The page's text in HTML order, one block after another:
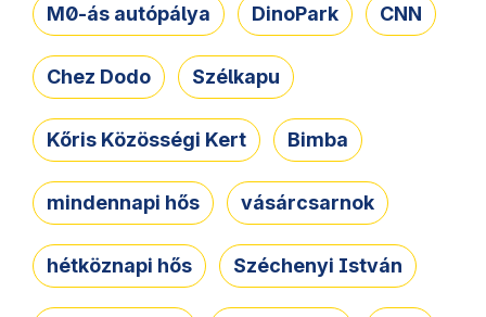
M0-ás autópálya DinoPark CNN
Chez Dodo Szélkapu
Kőris Közösségi Kert Bimba
mindennapi hős vásárcsarnok
hétköznapi hős Széchenyi István